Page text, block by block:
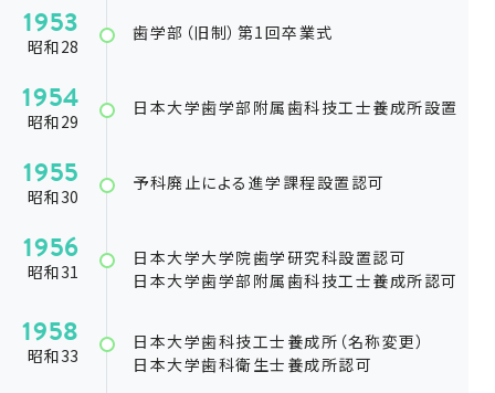
1953
昭和28
歯学部（旧制）第1回卒業式
1954
昭和29
日本大学歯学部附属歯科技工士養成所設置
1955
昭和30
予科廃止による進学課程設置認可
1956
昭和31
日本大学大学院歯学研究科設置認可
日本大学歯学部附属歯科技工士養成所認可
1958
昭和33
日本大学歯科技工士養成所（名称変更）
日本大学歯科衛生士養成所認可